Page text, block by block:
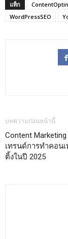
แท็ก
WordPressSEO
บทความก่อนหน้านี้
Content
เทรนด์การทำคอน
ติ้งในปี 2025